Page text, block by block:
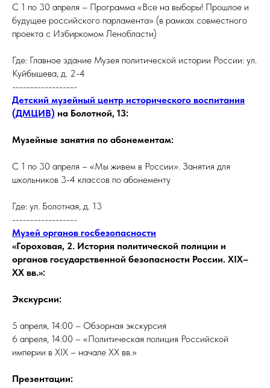
С 1 по 30 апреля – Программа «Все на выборы! Прошлое и
будущее российского парламента» (в рамках совместного
проекта с Избиркомом Ленобласти)
Где: Главное здание Музея политической истории России: ул.
Куйбышева, д. 2-4
------------------
Детский музейный центр исторического воспитания
(ДМЦИВ) на Болотной, 13:
Музейные занятия по абонементам:
С 1 по 30 апреля – «Мы живем в России». Занятия для
школьников 3-4 классов по абонементу
Где: ул. Болотная, д. 13
------------------
Музей органов госбезопасности
«Гороховая, 2. История политической полиции и
органов государственной безопасности России. XIX–
XX вв.»:
Экскурсии:
5 апреля, 14:00 – Обзорная экскурсия
6 апреля, 14:00 – «Политическая полиция Российской
империи в XIX – начале XX вв.»
Презентации: